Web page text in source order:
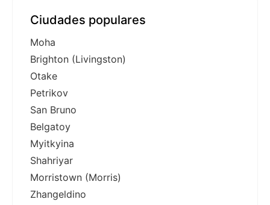
Ciudades populares
Moha
Brighton (Livingston)
Otake
Petrikov
San Bruno
Belgatoy
Myitkyina
Shahriyar
Morristown (Morris)
Zhangeldino